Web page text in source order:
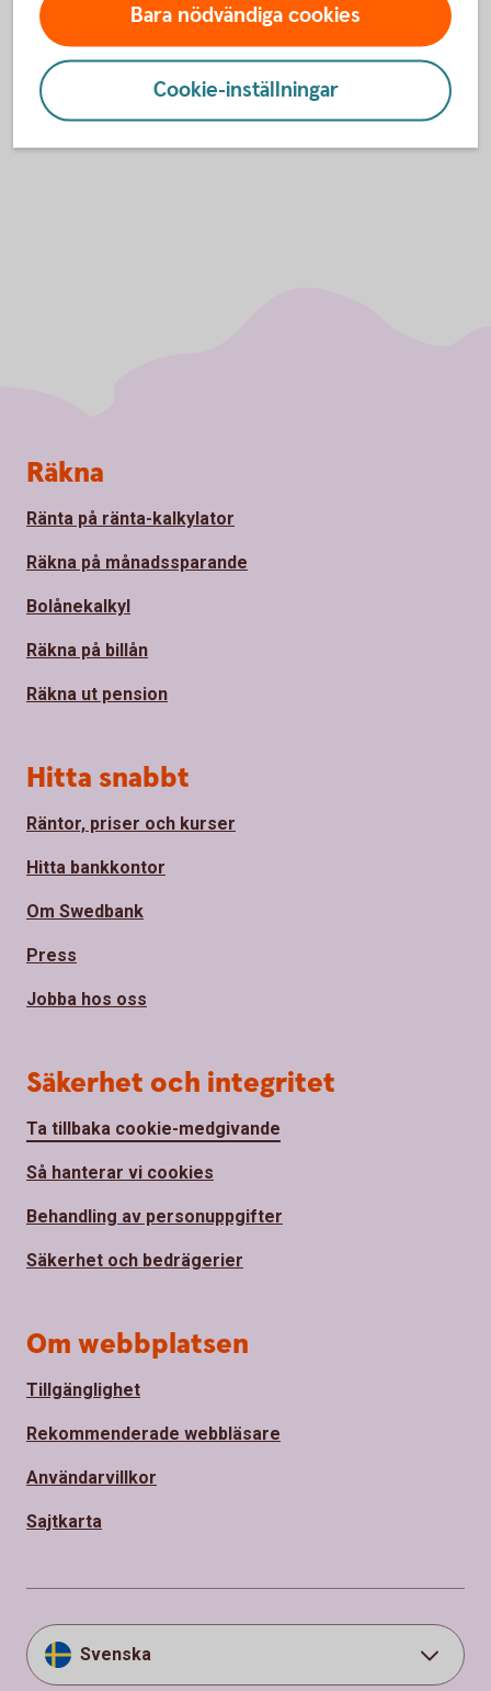
Individuell livförsäkring
Bara nödvändiga cookies
Cookie-inställningar
Sidfot
Räkna
Ränta på ränta-kalkylator
Räkna på månadssparande
Bolånekalkyl
Räkna på billån
Räkna ut pension
Hitta snabbt
Räntor, priser och kurser
Hitta bankkontor
Om Swedbank
Press
Jobba hos oss
Säkerhet och integritet
Ta tillbaka cookie-medgivande
Så hanterar vi cookies
Behandling av personuppgifter
Säkerhet och bedrägerier
Om webbplatsen
Tillgänglighet
Rekommenderade webbläsare
Användarvillkor
Sajtkarta
Svenska